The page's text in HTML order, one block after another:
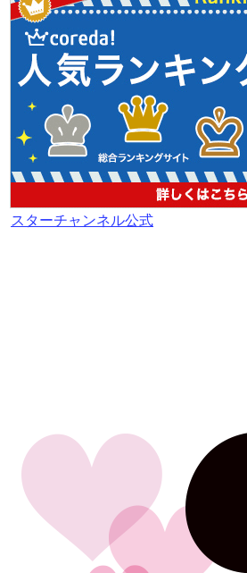
スターチャンネル公式